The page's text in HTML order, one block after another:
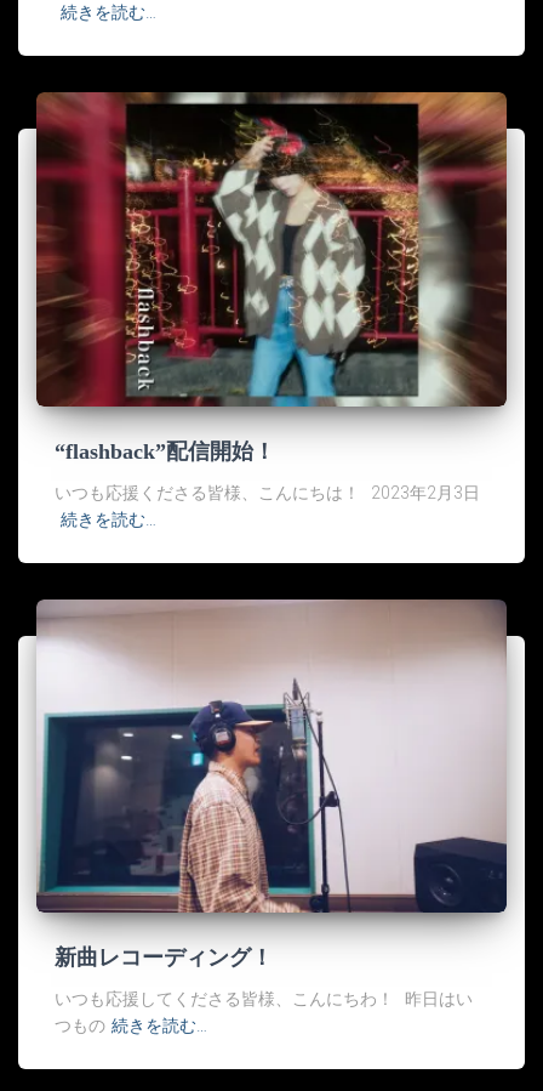
続きを読む…
“flashback”配信開始！
いつも応援くださる皆様、こんにちは！ 2023年2月3日
続きを読む…
新曲レコーディング！
いつも応援してくださる皆様、こんにちわ！ 昨日はい
つもの 続きを読む…